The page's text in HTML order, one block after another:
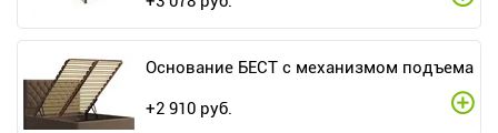
Основание БЕСТ с механизмом подъема
+2 910 руб.